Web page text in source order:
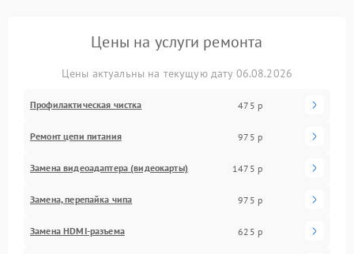
Цены на услуги ремонта
Цены актуальны на текущую дату 06.08.2026
Профилактическая чистка 475 р
Ремонт цепи питания 975 р
Замена видеоадаптера (видеокарты) 1475 р
Замена, перепайка чипа 975 р
Замена HDMI-разъема 625 р